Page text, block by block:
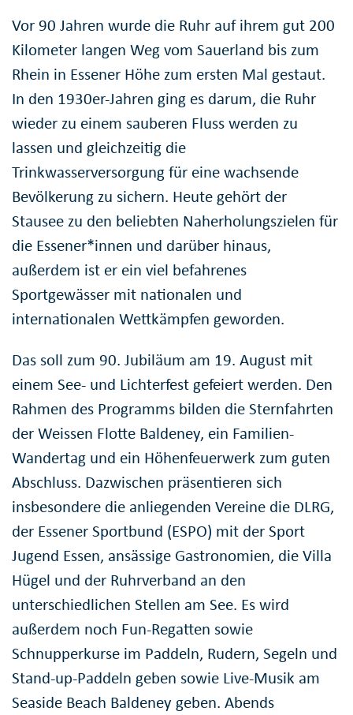
Vor 90 Jahren wurde die Ruhr auf ihrem gut 200
Kilometer langen Weg vom Sauerland bis zum
Rhein in Essener Höhe zum ersten Mal gestaut.
In den 1930er-Jahren ging es darum, die Ruhr
wieder zu einem sauberen Fluss werden zu
lassen und gleichzeitig die
Trinkwasserversorgung für eine wachsende
Bevölkerung zu sichern. Heute gehört der
Stausee zu den beliebten Naherholungszielen für
die Essener*innen und darüber hinaus,
außerdem ist er ein viel befahrenes
Sportgewässer mit nationalen und
internationalen Wettkämpfen geworden.
Das soll zum 90. Jubiläum am 19. August mit
einem See- und Lichterfest gefeiert werden. Den
Rahmen des Programms bilden die Sternfahrten
der Weissen Flotte Baldeney, ein Familien-
Wandertag und ein Höhenfeuerwerk zum guten
Abschluss. Dazwischen präsentieren sich
insbesondere die anliegenden Vereine die DLRG,
der Essener Sportbund (ESPO) mit der Sport
Jugend Essen, ansässige Gastronomien, die Villa
Hügel und der Ruhrverband an den
unterschiedlichen Stellen am See. Es wird
außerdem noch Fun-Regatten sowie
Schnupperkurse im Paddeln, Rudern, Segeln und
Stand-up-Paddeln geben sowie Live-Musik am
Seaside Beach Baldeney geben. Abends